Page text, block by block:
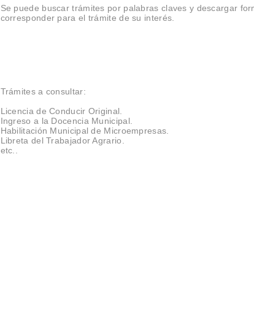
Se puede buscar trámites por palabras claves y descargar
corresponder para el trámite de su interés.
Trámites a consultar:
Licencia de Conducir Original.
Ingreso a la Docencia Municipal.
Habilitación Municipal de Microempresas.
Libreta del Trabajador Agrario.
etc..